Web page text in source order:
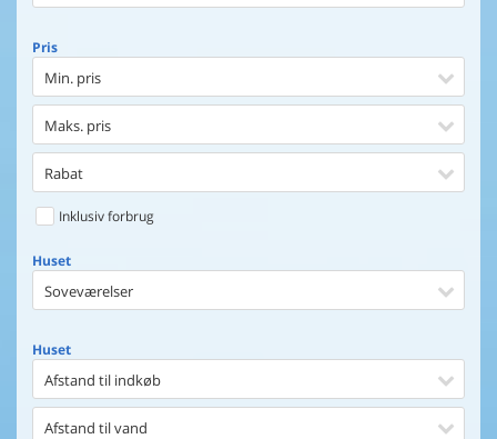
Pris
Min. pris
Maks. pris
Rabat
Inklusiv forbrug
Huset
Soveværelser
Huset
Afstand til indkøb
Afstand til vand